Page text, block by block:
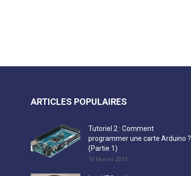
ARTICLES POPULAIRES
Tutoriel 2 : Comment
programmer une carte Arduino ?
(Partie 1)
10 février 2013